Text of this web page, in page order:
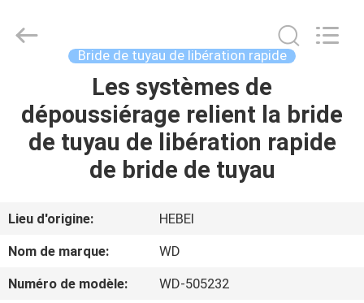
LA
MAISON
À
PROPOS
WOODOO
TRADE
Bride de tuyau de libération rapide
Les systèmes de
dépoussiérage relient la bride
de tuyau de libération rapide
de bride de tuyau
Lieu d'origine:
HEBEI
Nom de marque:
WD
Numéro de modèle:
WD-505232